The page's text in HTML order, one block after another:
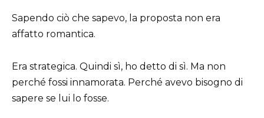
Sapendo ciò che sapevo, la proposta non era
affatto romantica.
Era strategica. Quindi sì, ho detto di sì. Ma non
perché fossi innamorata. Perché avevo bisogno di
sapere se lui lo fosse.